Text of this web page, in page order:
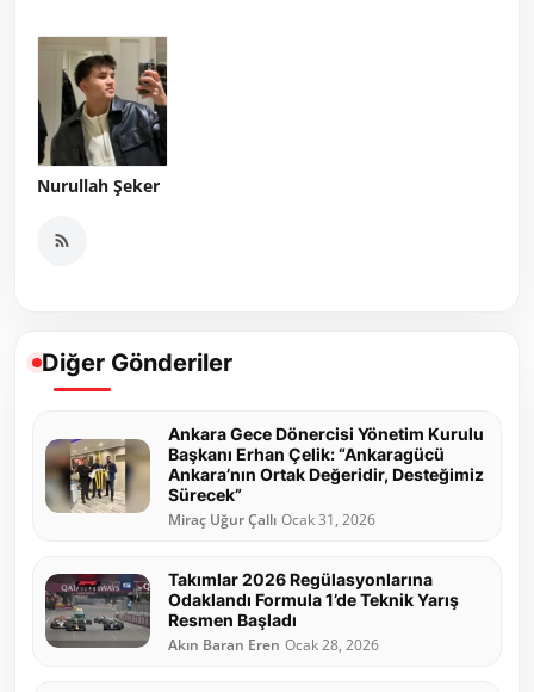
Nurullah Şeker
Diğer Gönderiler
Ankara Gece Dönercisi Yönetim Kurulu
Başkanı Erhan Çelik: “Ankaragücü
Ankara’nın Ortak Değeridir, Desteğimiz
Sürecek”
Miraç Uğur Çallı Ocak 31, 2026
Takımlar 2026 Regülasyonlarına
Odaklandı Formula 1’de Teknik Yarış
Resmen Başladı
Akın Baran Eren Ocak 28, 2026